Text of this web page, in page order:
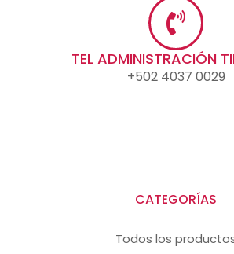
TEL ADMINISTRACIÓN
+502 4037 0029
CATEGORÍAS
Todos los